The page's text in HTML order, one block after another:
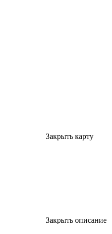
Закрыть карту
Закрыть описание